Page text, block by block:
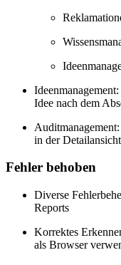
Idee nach dem
in der
Fehler behoben
Diverse
Reports
Korrektes
als Browser